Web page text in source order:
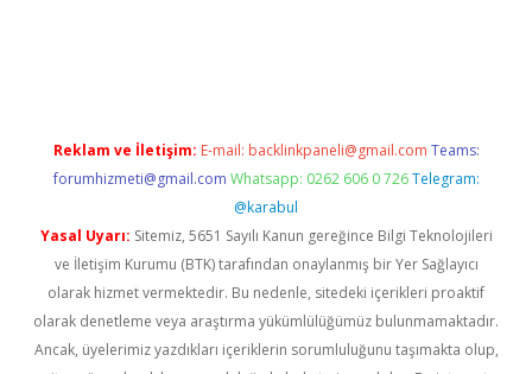
Reklam ve İletişim: E-mail: backlinkpaneli@gmail.com Teams:
forumhizmeti@gmail.com Whatsapp: 0262 606 0 726 Telegram:
@karabul
Yasal Uyarı: Sitemiz, 5651 Sayılı Kanun gereğince Bilgi Teknolojileri
ve İletişim Kurumu (BTK) tarafından onaylanmış bir Yer Sağlayıcı
olarak hizmet vermektedir. Bu nedenle, sitedeki içerikleri proaktif
olarak denetleme veya araştırma yükümlülüğümüz bulunmamaktadır.
Ancak, üyelerimiz yazdıkları içeriklerin sorumluluğunu taşımakta olup,